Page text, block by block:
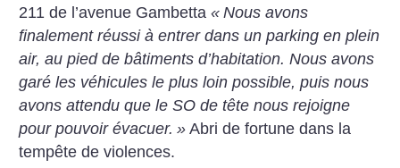
211 de l’avenue Gambetta« Nous avons
finalement réussi à entrer dans un parking en plein
air, au pied de bâtiments d’habitation. Nous avons
garé les véhicules le plus loin possible, puis nous
avons attendu que le SO de tête nous rejoigne
pour pouvoir évacuer. » Abri de fortune dans la
tempête de violences.